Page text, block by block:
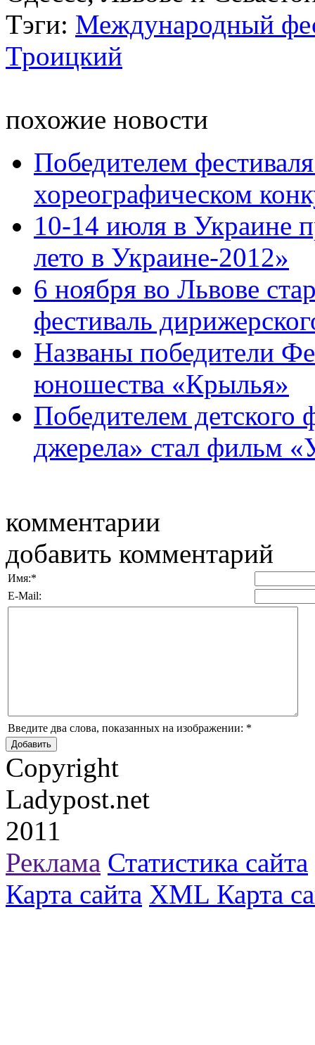
Тэги: Международный
Троицкий
похожие новости
Победителем
хореографическом
10-14 июля в Украине
лето в Украине-2012»
6 ноября во Львове
фестиваль
Названы победители
юношества «Крылья»
Победителем детского
джерела» стал фильм
комментарии
добавить комментарий
Имя:*
E-Mail:
Введите два слова, показанных на изображении: *
Copyright
Ladypost.net
2011
Реклама Статистика сайта
Карта сайта XML Карта